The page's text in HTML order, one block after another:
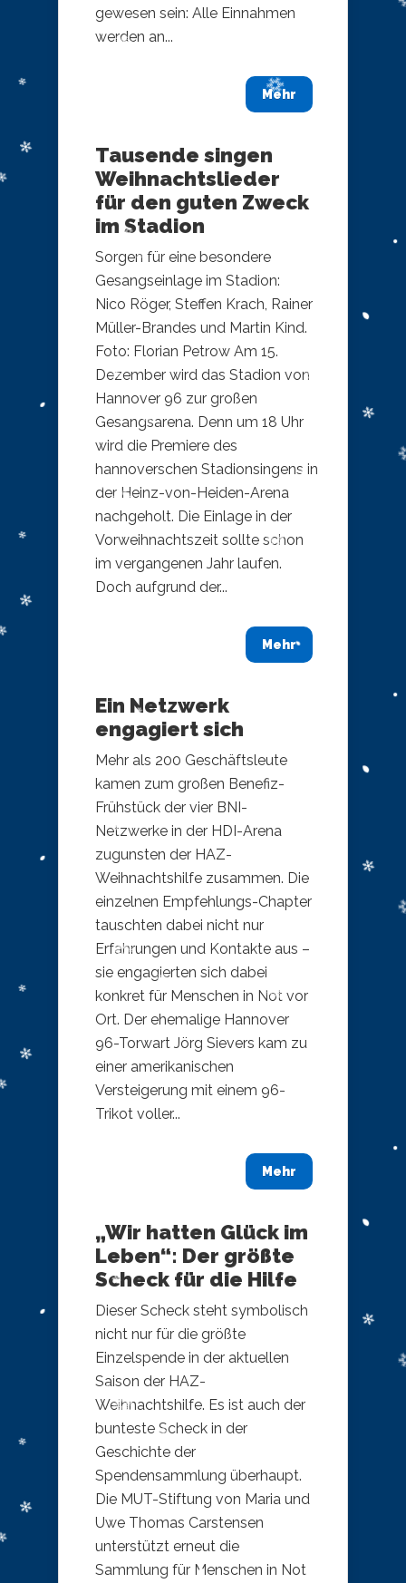
gewesen sein: Alle Einnahmen
werden an...
Mehr
Tausende singen
Weihnachtslieder
für den guten Zweck
im Stadion
Sorgen für eine besondere
Gesangseinlage im Stadion:
Nico Röger, Steffen Krach, Rainer
Müller-Brandes und Martin Kind.
Foto: Florian Petrow Am 15.
Dezember wird das Stadion von
Hannover 96 zur großen
Gesangsarena. Denn um 18 Uhr
wird die Premiere des
hannoverschen Stadionsingens in
der Heinz-von-Heiden-Arena
nachgeholt. Die Einlage in der
Vorweihnachtszeit sollte schon
im vergangenen Jahr laufen.
Doch aufgrund der...
Mehr
Ein Netzwerk
engagiert sich
Mehr als 200 Geschäftsleute
kamen zum großen Benefiz-
Frühstück der vier BNI-
Netzwerke in der HDI-Arena
zugunsten der HAZ-
Weihnachtshilfe zusammen. Die
einzelnen Empfehlungs-Chapter
tauschten dabei nicht nur
Erfahrungen und Kontakte aus –
sie engagierten sich dabei
konkret für Menschen in Not vor
Ort. Der ehemalige Hannover
96-Torwart Jörg Sievers kam zu
einer amerikanischen
Versteigerung mit einem 96-
Trikot voller...
Mehr
„Wir hatten Glück im
Leben“: Der größte
Scheck für die Hilfe
Dieser Scheck steht symbolisch
nicht nur für die größte
Einzelspende in der aktuellen
Saison der HAZ-
Weihnachtshilfe. Es ist auch der
bunteste Scheck in der
Geschichte der
Spendensammlung überhaupt.
Die MUT-Stiftung von Maria und
Uwe Thomas Carstensen
unterstützt erneut die
Sammlung für Menschen in Not